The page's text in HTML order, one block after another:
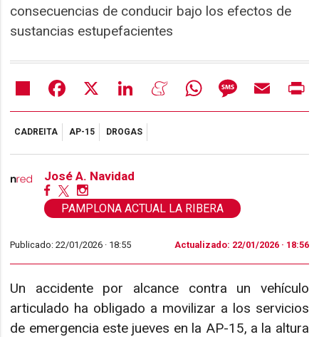
consecuencias de conducir bajo los efectos de
sustancias estupefacientes
Share Facebook LinkedIn MeneameWhatsAppMessageEmail
CADREITA AP-15 DROGAS
José A. Navidad
PAMPLONA ACTUAL LA RIBERA
Publicado: 22/01/2026 · 18:55 Actualizado: 22/01/2026 · 18:56
Un accidente por alcance contra un vehículo
articulado ha obligado a movilizar a los servicios
de emergencia este jueves en la AP-15, a la altura